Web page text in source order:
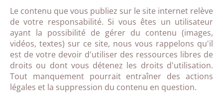
Le contenu que vous publiez sur le site internet relève
de votre responsabilité. Si vous êtes un utilisateur
ayant la possibilité de gérer du contenu (images,
vidéos, textes) sur ce site, nous vous rappelons qu'il
est de votre devoir d'utiliser des ressources libres de
droits ou dont vous détenez les droits d'utilisation.
Tout manquement pourrait entraîner des actions
légales et la suppression du contenu en question.